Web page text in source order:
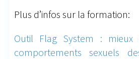
Plus d’infos sur la formation:
Outil Flag System : mieux
comportements sexuels